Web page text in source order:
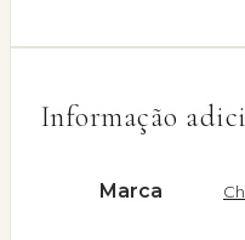
Informação
Marca